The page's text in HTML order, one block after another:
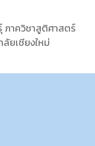
ภาควิชาสูติศาสตร์
ยเชียงใหม่